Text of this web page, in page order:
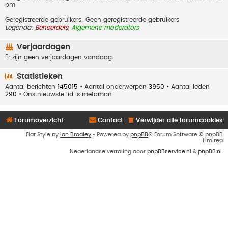
pm
Geregistreerde gebruikers: Geen geregistreerde gebruikers
Legenda: Beheerders, Algemene moderators
Verjaardagen
Er zijn geen verjaardagen vandaag.
Statistieken
Aantal berichten 145015 • Aantal onderwerpen 3950 • Aantal leden
290 • Ons nieuwste lid is metaman
Forumoverzicht Verwijder alle forumcookies
Contact
Flat Style by Ian Bradley • Powered by phpBB® Forum Software © phpBB
Limited
Nederlandse vertaling door phpBBservice.nl & phpBB.nl